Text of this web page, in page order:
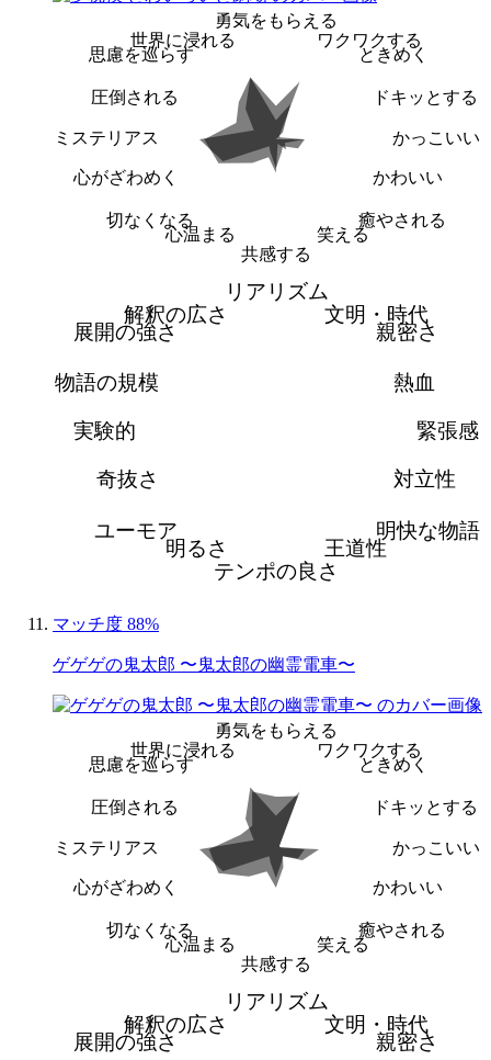
勇気をもらえる
ワクワクする
ときめく
ドキッとする
かっこいい
かわいい
癒やされる
笑える
共感する
心温まる
切なくなる
心がざわめく
ミステリアス
圧倒される
思慮を巡らす
世界に浸れる
リアリズム
文明・時代
親密さ
熱血
緊張感
対立性
明快な物語
王道性
テンポの良さ
明るさ
ユーモア
奇抜さ
実験的
物語の規模
展開の強さ
解釈の広さ
マッチ度 88%
ゲゲゲの鬼太郎 〜鬼太郎の幽霊電車〜
勇気をもらえる
ワクワクする
ときめく
ドキッとする
かっこいい
かわいい
癒やされる
笑える
共感する
心温まる
切なくなる
心がざわめく
ミステリアス
圧倒される
思慮を巡らす
世界に浸れる
リアリズム
文明・時代
親密さ
展開の強さ
解釈の広さ